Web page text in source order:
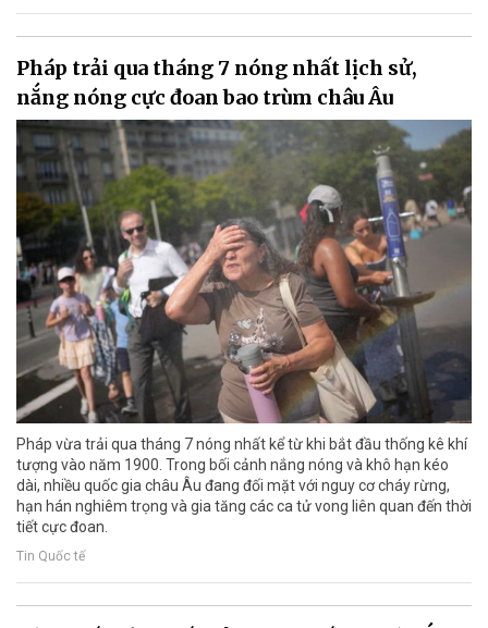
Pháp trải qua tháng 7 nóng nhất lịch sử,
nắng nóng cực đoan bao trùm châu Âu
Pháp vừa trải qua tháng 7 nóng nhất kể từ khi bắt đầu thống kê khí
tượng vào năm 1900. Trong bối cảnh nắng nóng và khô hạn kéo
dài, nhiều quốc gia châu Âu đang đối mặt với nguy cơ cháy rừng,
hạn hán nghiêm trọng và gia tăng các ca tử vong liên quan đến thời
tiết cực đoan.
Tin Quốc tế